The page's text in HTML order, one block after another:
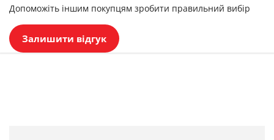
Допоможіть іншим покупцям зробити правильний вибір
Залишити відгук